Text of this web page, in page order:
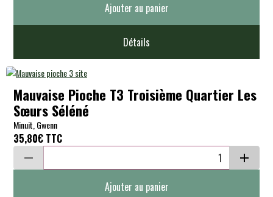
Ajouter au panier
Détails
Mauvaise Pioche T3 Troisième Quartier Les
Sœurs Séléné
Minuit, Gwenn
35,80€ TTC
Ajouter au panier